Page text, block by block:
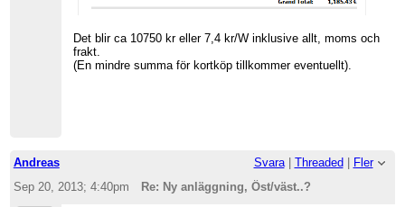
Det blir ca 10750 kr eller 7,4 kr/W inklusive allt, moms och
frakt.
(En mindre summa för kortköp tillkommer eventuellt).
Andreas Svara| Threaded
Fler
Sep 20, 2013; 4:40pm
Re: Ny anläggning, Öst/väst..?